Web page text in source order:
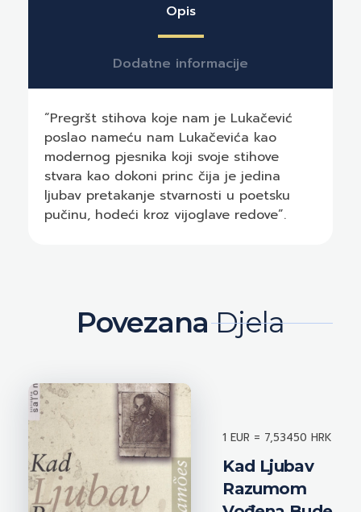
Opis
Dodatne informacije
“Pregršt stihova koje nam je Lukačević
poslao nameću nam Lukačevića kao
modernog pjesnika koji svoje stihove
stvara kao dokoni princ čija je jedina
ljubav pretakanje stvarnosti u poetsku
pučinu, hodeći kroz vijoglave redove”.
PovezanaDjela
Kad Ljubav
Razumom
1 EUR = 7,53450 HRK